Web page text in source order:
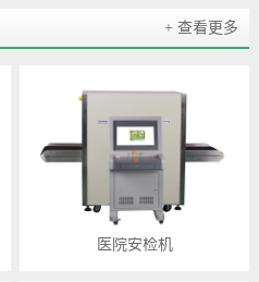
+ 查看更多
医院安检机